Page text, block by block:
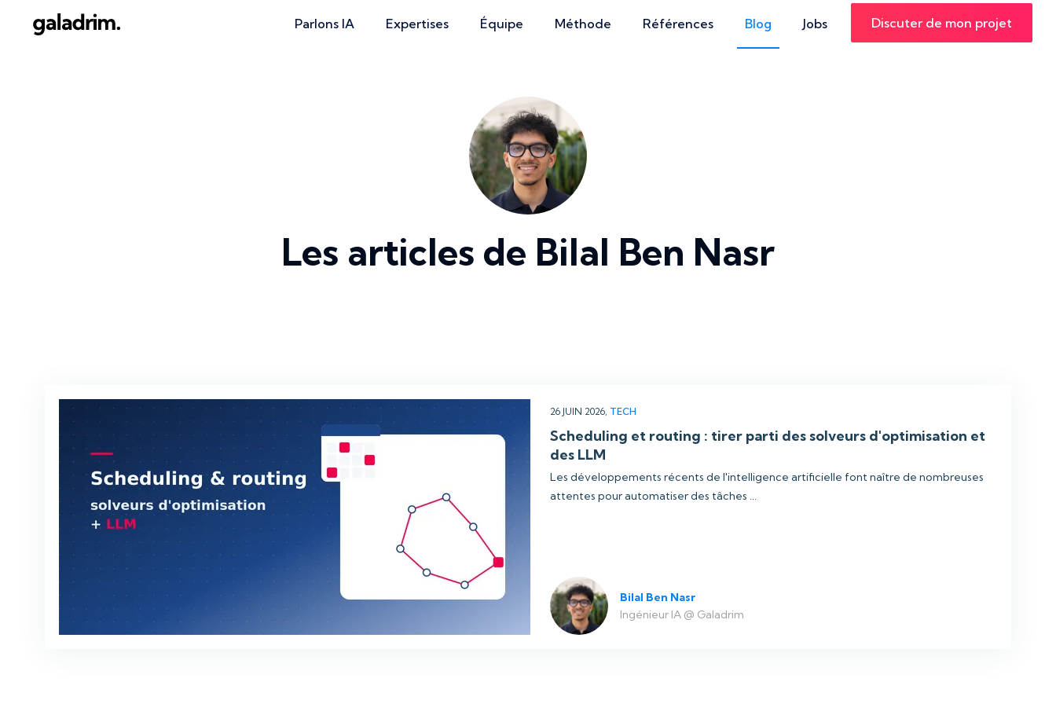
Parlons IA Expertises Équipe Méthode Références Blog Jobs Discuter de mon projet
Les articles de Bilal Ben Nasr
26 JUIN 2026, TECH
Scheduling et routing : tirer parti des solveurs d'optimisation et
des LLM
Les développements récents de l'intelligence artificielle font naître de nombreuses
attentes pour automatiser des tâches ...
Bilal Ben Nasr
Ingénieur IA @ Galadrim